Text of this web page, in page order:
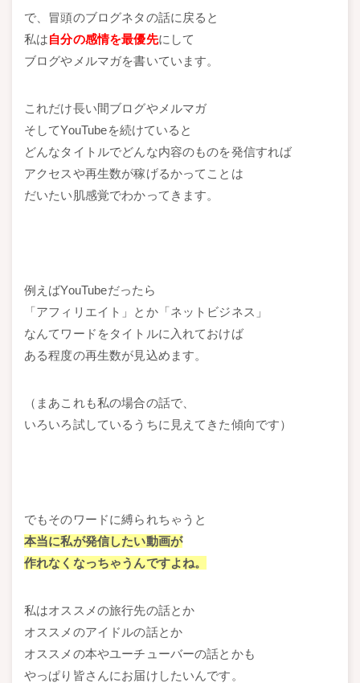
で、冒頭のブログネタの話に戻ると
私は自分の感情を最優先にして
ブログやメルマガを書いています。
これだけ長い間ブログやメルマガ
そしてYouTubeを続けていると
どんなタイトルでどんな内容のものを発信すれば
アクセスや再生数が稼げるかってことは
だいたい肌感覚でわかってきます。
例えばYouTubeだったら
「アフィリエイト」とか「ネットビジネス」
なんてワードをタイトルに入れておけば
ある程度の再生数が見込めます。
（まあこれも私の場合の話で、
いろいろ試しているうちに見えてきた傾向です）
でもそのワードに縛られちゃうと
本当に私が発信したい動画が
作れなくなっちゃうんですよね。
私はオススメの旅行先の話とか
オススメのアイドルの話とか
オススメの本やユーチューバーの話とかも
やっぱり皆さんにお届けしたいんです。